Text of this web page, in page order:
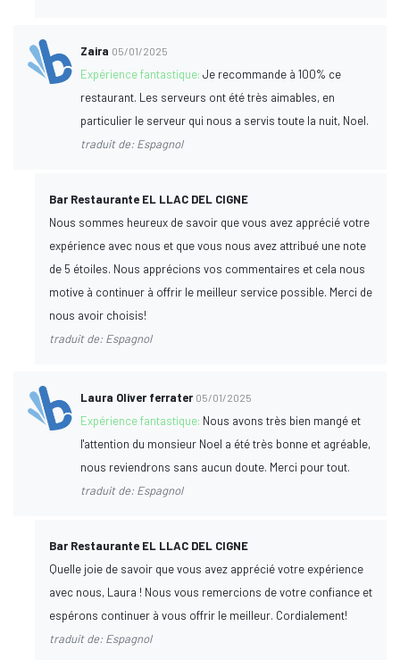
Zaira 05/01/2025
Expérience fantastique:Je recommande à 100% ce
restaurant. Les serveurs ont été très aimables, en
particulier le serveur qui nous a servis toute la nuit, Noel.
traduit de: Espagnol
Bar Restaurante EL LLAC DEL CIGNE
Nous sommes heureux de savoir que vous avez apprécié votre
expérience avec nous et que vous nous avez attribué une note
de 5 étoiles. Nous apprécions vos commentaires et cela nous
motive à continuer à offrir le meilleur service possible. Merci de
nous avoir choisis!
traduit de: Espagnol
Laura Oliver ferrater 05/01/2025
Expérience fantastique: Nous avons très bien mangé et
l'attention du monsieur Noel a été très bonne et agréable,
nous reviendrons sans aucun doute. Merci pour tout.
traduit de: Espagnol
Bar Restaurante EL LLAC DEL CIGNE
Quelle joie de savoir que vous avez apprécié votre expérience
avec nous, Laura ! Nous vous remercions de votre confiance et
espérons continuer à vous offrir le meilleur. Cordialement!
traduit de: Espagnol